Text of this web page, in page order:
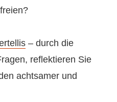
– durch die
reflektieren Sie
achtsamer und